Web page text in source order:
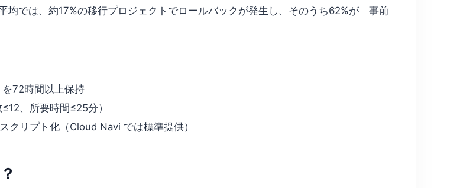
では、約17%の移行プロジェクトでロールバックが発生し、そのうち62%が「事前
72時間以上保持
、所要時間≤25分）
クリプト化（Cloud Navi では標準提供）